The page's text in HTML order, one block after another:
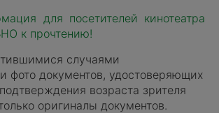
для посетителей кинотеатра
к прочтению!
случаями
фото документов, удостоверяющих
возраста зрителя
оригиналы документов.